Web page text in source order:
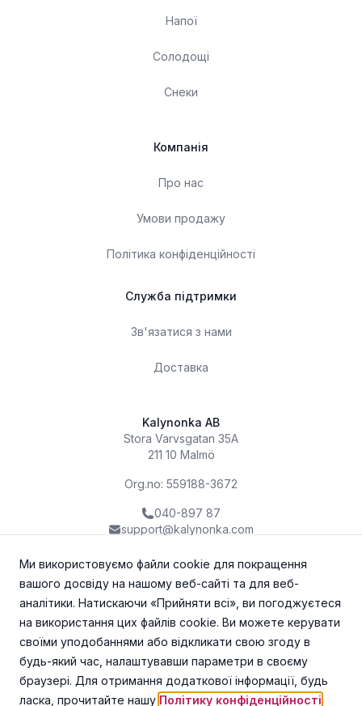
Напої
Солодощі
Снеки
Компанія
Про нас
Умови продажу
Політика конфіденційності
Служба підтримки
Зв'язатися з нами
Доставка
Kalynonka AB
Stora Varvsgatan 35A
211 10 Malmö
Org.no: 559188-3672
040-897 87
support@kalynonka.com
Ми використовуємо файли cookie для покращення
вашого досвіду на нашому веб-сайті та для веб-
аналітики. Натискаючи «Прийняти всі», ви погоджуєтеся
на використання цих файлів cookie. Ви можете керувати
своїми уподобаннями або відкликати свою згоду в
будь-який час, налаштувавши параметри в своєму
браузері. Для отримання додаткової інформації, будь
ласка, прочитайте нашу Політику конфіденційності